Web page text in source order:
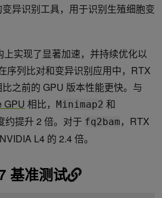
异识别工具，用于识别生殖细胞变
实现了显著加速，并持续优化以
序列比对和变异识别应用中，RTX
之前的 GPU 版本性能更快。与
GPU 相比， Minimap2 和
约提升 2 倍。对于 fq2bam ，RTX
L4 的 2.4 倍。
基准测试